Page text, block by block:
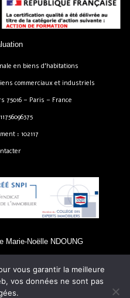
en biens d’habitations
commerciaux et industriels
75016 – Paris – France
: 102117
Marie-Noëlle NDOUNG
droits réservés - site réalisé par
vous garantir la meilleure
vos données ne sont pas